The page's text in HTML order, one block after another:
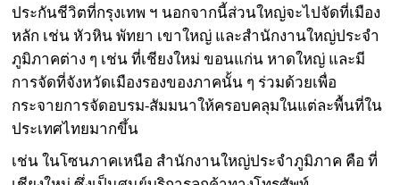
ประกันชีวิตที่กรุงเทพ ฯ นอกจากนี้ส่วนใหญ่จะไปจัดที่เมือง
หลัก เช่น หัวหิน พัทยา เขาใหญ่ และสำนักงานใหญ่ประจำ
ภูมิภาคต่าง ๆ เช่น ที่เชียงใหม่ ขอนแก่น หาดใหญ่ และมี
การจัดที่จังหวัดเมืองรองของภาคนั้น ๆ ร่วมด้วยเพื่อ
กระจายการจัดอบรม-สัมมนาให้ครอบคลุมในแต่ละพื้นที่ใน
ประเทศไทยมากขึ้น
เช่น ในโซนภาคเหนือ สำนักงานใหญ่ประจำภูมิภาค คือ ที่